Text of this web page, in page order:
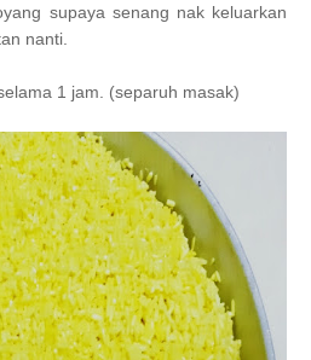
supaya senang nak keluarkan
nanti.
1 jam. (separuh masak)